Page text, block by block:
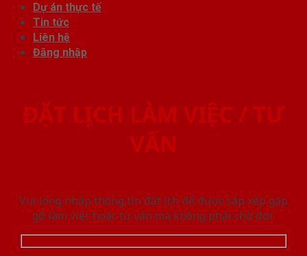
Dự án thực tế
Tin tức
Liên hệ
Đăng nhập
ĐẶT LỊCH LÀM VIỆC / TƯ
VẤN
Vui lòng nhập thông tin đặt lịch để được sắp xếp gặp
gỡ làm việc hoăc tư vấn mà không phải chờ đợi.